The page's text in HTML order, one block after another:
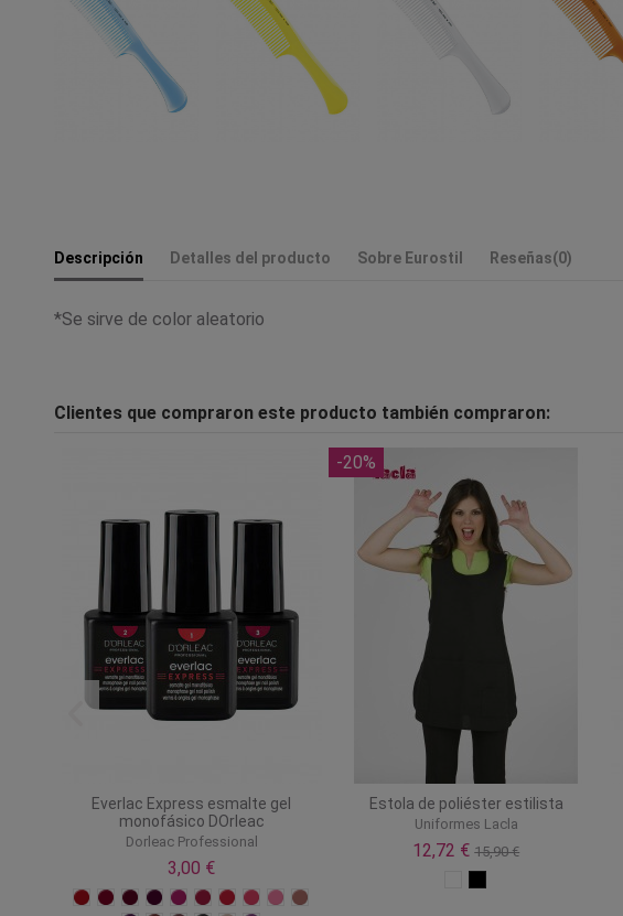
Descripción Detalles del producto Sobre Eurostil Reseñas(0)
*Se sirve de color aleatorio
Clientes que compraron este producto también compraron:
Everlac Express esmalte gel
monofásico DOrleac
Dorleac Professional
3,00 €
-20%
Estola de poliéster estilista
Uniformes Lacla
12,72 €15,90 €